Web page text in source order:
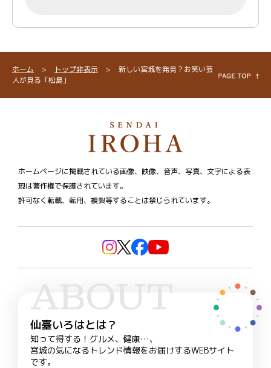
ホーム > トップ非表示 >
新しい宮城を発見？お笑い芸
人が見る「松島」
ホームページに掲載されている画像、映像、音声、写真、文字による表
現は著作権で保護されています。
許可なく転載、転用、複製等することは禁じられています。
ABOUT
仙臺いろはとは？
知って得する！グルメ、健康…、
宮城の気になるトレンド情報をお届けするWEBサイト
です。